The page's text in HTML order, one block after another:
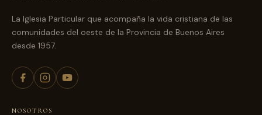
La Iglesia Particular que acompaña la vida cristiana de las
comunidades del oeste de la Provincia de Buenos Aires
desde 1957.
NOSOTROS